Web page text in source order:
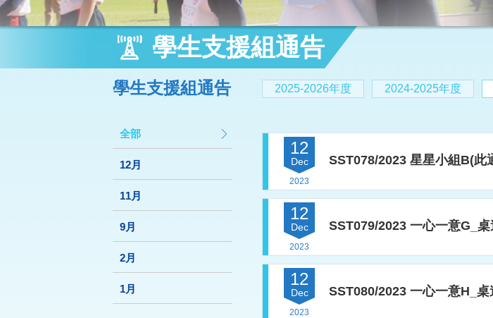
學生支援組通告
2025-2026年度 2024-2025年度
學生支援組通告
全部
12月
11月
9月
2月
1月
12
Dec
2023
SST078/2023 星星小組B(此
12
Dec
2023
SST079/2023 一心一意G_
12
Dec
2023
SST080/2023 一心一意H_